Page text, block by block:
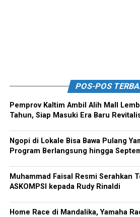
POS-POS
Pemprov Kaltim Ambil Alih Mall
Tahun, Siap Masuki Era Baru
Ngopi di Lokale Bisa Bawa Pulang
Program Berlangsung hingga
Muhammad Faisal Resmi Serahkan
ASKOMPSI kepada Rudy Rinaldi
Home Race di Mandalika, Yamaha